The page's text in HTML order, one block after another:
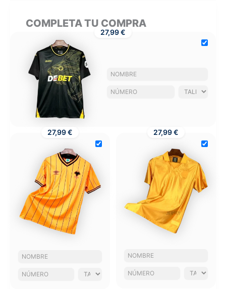
COMPLETA TU COMPRA
27,99 €
27,99 € 27,99 €